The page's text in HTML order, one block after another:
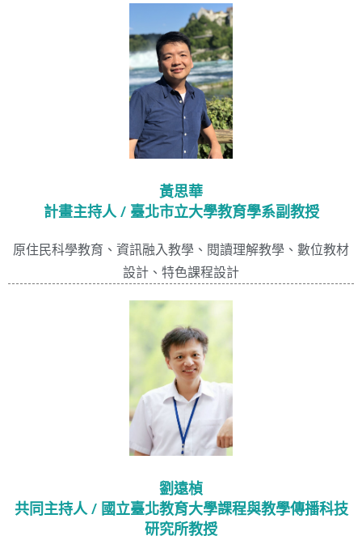
黃思華
計畫主持人 / 臺北市立大學教育學系副教授
原住民科學教育、資訊融入教學、閱讀理解教學、數位教材
設計、特色課程設計
劉遠楨
共同主持人 / 國立臺北教育大學課程與教學傳播科技
研究所教授